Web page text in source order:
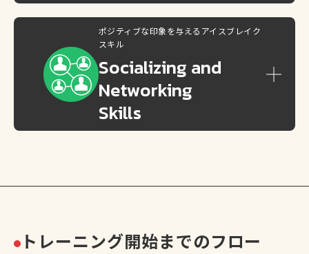
ポジティブな印象を与えるアイスブレイク
スキル
Socializing and
Networking
Skills
トレーニング開始までのフロー